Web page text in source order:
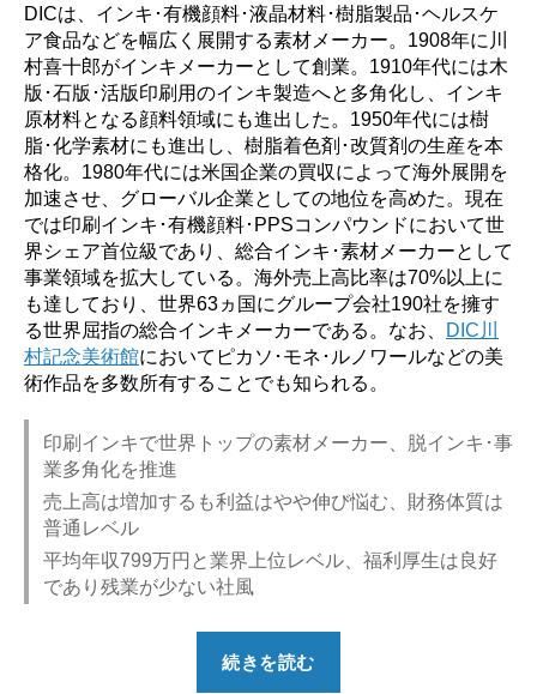
DICは、インキ･有機顔料･液晶材料･樹脂製品･ヘルスケ
ア食品などを幅広く展開する素材メーカー。1908年に川
村喜十郎がインキメーカーとして創業。1910年代には木
版･石版･活版印刷用のインキ製造へと多角化し、インキ
原材料となる顔料領域にも進出した。1950年代には樹
脂･化学素材にも進出し、樹脂着色剤･改質剤の生産を本
格化。1980年代には米国企業の買収によって海外展開を
加速させ、グローバル企業としての地位を高めた。現在
では印刷インキ･有機顔料･PPSコンパウンドにおいて世
界シェア首位級であり、総合インキ･素材メーカーとして
事業領域を拡大している。海外売上高比率は70%以上に
も達しており、世界63ヵ国にグループ会社190社を擁す
る世界屈指の総合インキメーカーである。なお、 DIC川
村記念美術館においてピカソ･モネ･ルノワールなどの美
術作品を多数所有することでも知られる。
印刷インキで世界トップの素材メーカー、脱インキ･事
業多角化を推進
売上高は増加するも利益はやや伸び悩む、財務体質は
普通レベル
平均年収799万円と業界上位レベル、福利厚生は良好
であり残業が少ない社風
続きを読む